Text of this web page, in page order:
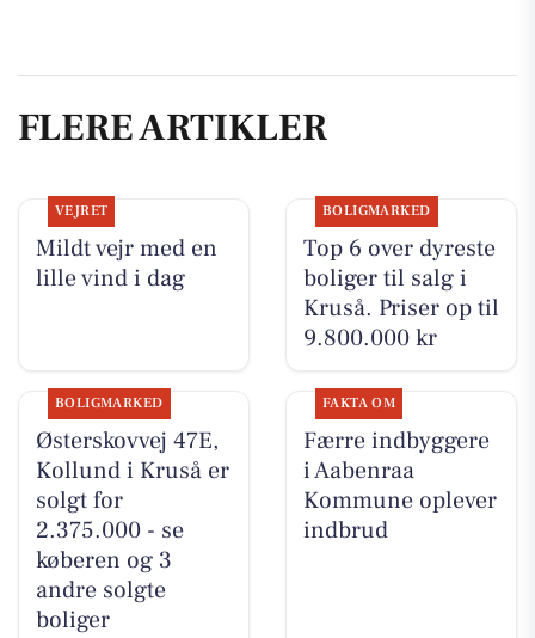
FLERE ARTIKLER
VEJRET
Mildt vejr med en
lille vind i dag
BOLIGMARKED
Top 6 over dyreste
boliger til salg i
Kruså. Priser op til
9.800.000 kr
BOLIGMARKED
Østerskovvej 47E,
Kollund i Kruså er
solgt for
2.375.000 - se
køberen og 3
andre solgte
boliger
FAKTA OM
Færre indbyggere
i Aabenraa
Kommune oplever
indbrud